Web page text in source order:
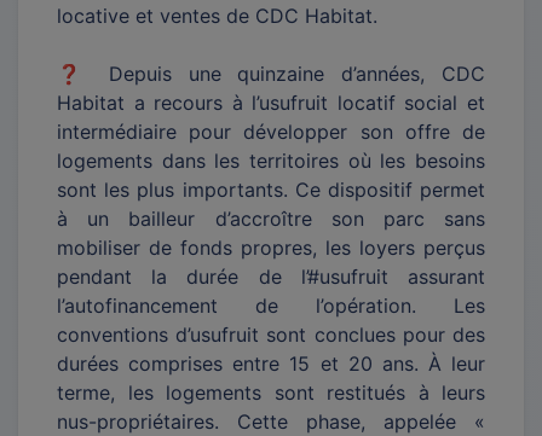
locative et ventes de CDC Habitat.
❓ Depuis une quinzaine d’années, CDC
Habitat a recours à l’usufruit locatif social et
intermédiaire pour développer son offre de
logements dans les territoires où les besoins
sont les plus importants. Ce dispositif permet
à un bailleur d’accroître son parc sans
mobiliser de fonds propres, les loyers perçus
pendant la durée de l’#usufruit assurant
l’autofinancement de l’opération. Les
conventions d’usufruit sont conclues pour des
durées comprises entre 15 et 20 ans. À leur
terme, les logements sont restitués à leurs
nus-propriétaires. Cette phase, appelée «